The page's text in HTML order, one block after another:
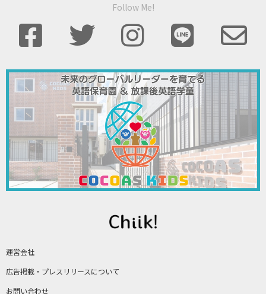
運営会社
広告掲載・プレスリリースについて
お問い合わせ
Follow Me!